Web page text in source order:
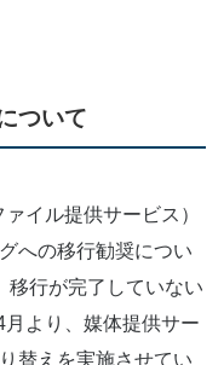
ついて
イル提供サービス）
への移行勧奨につい
移行が完了していない
より、媒体提供サー
替えを実施させてい